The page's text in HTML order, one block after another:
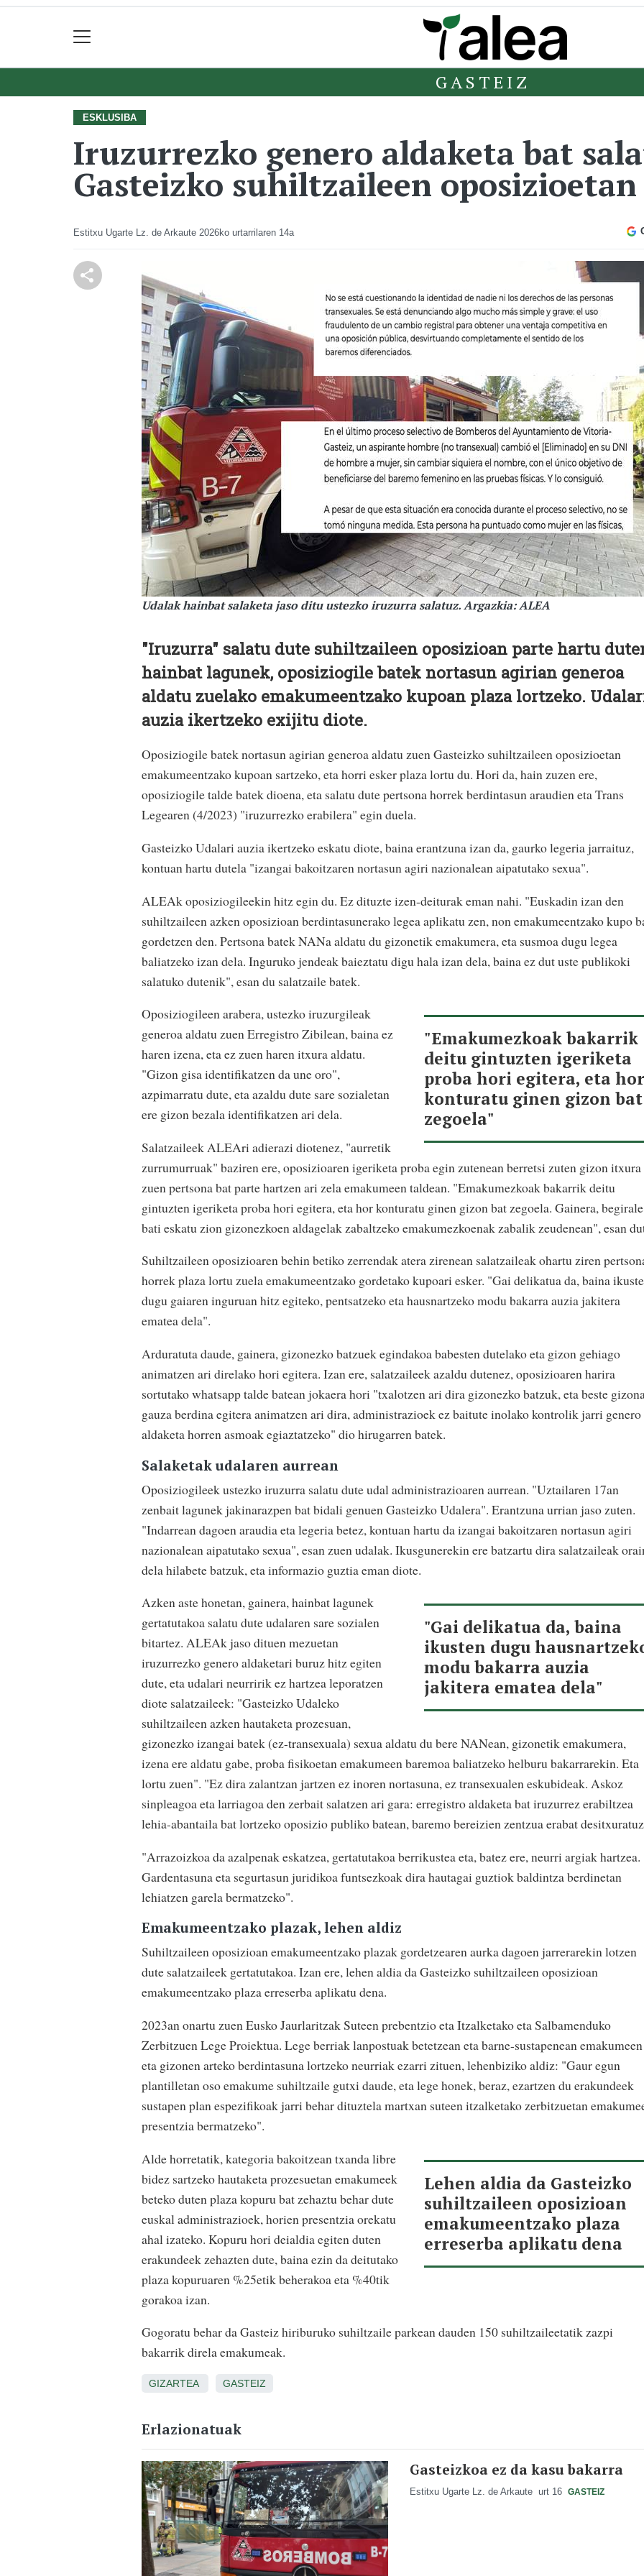
GASTEIZ
ESKLUSIBA
Iruzurrezko genero aldaketa bat
Gasteizko suhiltzaileen oposizioetan
Estitxu Ugarte Lz. de Arkaute 2026ko urtarrilaren 14a
Udalak hainbat salaketa jaso ditu ustezko iruzurra salatuz. Argazkia: ALEA
"Iruzurra" salatu dute suhiltzaileen oposizioan parte hartu
hainbat lagunek, oposiziogile batek nortasun agirian generoa
aldatu zuelako emakumeentzako kupoan plaza lortzeko.
auzia ikertzeko exijitu diote.
Oposiziogile batek nortasun agirian generoa aldatu zuen Gasteizko suhiltzaileen oposizioetan
emakumeentzako kupoan sartzeko, eta horri esker plaza lortu du. Hori da, hain zuzen ere,
oposiziogile talde batek dioena, eta salatu dute pertsona horrek berdintasun araudien eta Trans
Legearen (4/2023) "iruzurrezko erabilera" egin duela.
Gasteizko Udalari auzia ikertzeko eskatu diote, baina erantzuna izan da, gaurko legeria jarraituz,
kontuan hartu dutela "izangai bakoitzaren nortasun agiri nazionalean aipatutako sexua".
ALEAk oposiziogileekin hitz egin du. Ez dituzte izen-deiturak eman nahi. "Euskadin izan den
suhiltzaileen azken oposizioan berdintasunerako legea aplikatu zen, non emakumeentzako kupo
gordetzen den. Pertsona batek NANa aldatu du gizonetik emakumera, eta susmoa dugu legea
baliatzeko izan dela. Inguruko jendeak baieztatu digu hala izan dela, baina ez dut uste publikoki
salatuko dutenik", esan du salatzaile batek.
"Emakumezkoak bakarrik
deitu gintuzten igeriketa
proba hori egitera, eta
konturatu ginen gizon bat
zegoela"
Oposiziogileen arabera, ustezko iruzurgileak
generoa aldatu zuen Erregistro Zibilean, baina ez
haren izena, eta ez zuen haren itxura aldatu.
"Gizon gisa identifikatzen da une oro",
azpimarratu dute, eta azaldu dute sare sozialetan
ere gizon bezala identifikatzen ari dela.
Salatzaileek ALEAri adierazi diotenez, "aurretik
zurrumurruak" baziren ere, oposizioaren igeriketa proba egin zutenean berretsi zuten gizon itxura
zuen pertsona bat parte hartzen ari zela emakumeen taldean. "Emakumezkoak bakarrik deitu
gintuzten igeriketa proba hori egitera, eta hor konturatu ginen gizon bat zegoela. Gainera, begirale
bati eskatu zion gizonezkoen aldagelak zabaltzeko emakumezkoenak zabalik zeudenean", esan
Suhiltzaileen oposizioaren behin betiko zerrendak atera zirenean salatzaileak ohartu ziren
horrek plaza lortu zuela emakumeentzako gordetako kupoari esker. "Gai delikatua da, baina
dugu gaiaren inguruan hitz egiteko, pentsatzeko eta hausnartzeko modu bakarra auzia jakitera
ematea dela".
Arduratuta daude, gainera, gizonezko batzuek egindakoa babesten dutelako eta gizon gehiago
animatzen ari direlako hori egitera. Izan ere, salatzaileek azaldu dutenez, oposizioaren harira
sortutako whatsapp talde batean jokaera hori "txalotzen ari dira gizonezko batzuk, eta beste
gauza berdina egitera animatzen ari dira, administrazioek ez baitute inolako kontrolik jarri genero
aldaketa horren asmoak egiaztatzeko" dio hirugarren batek.
Salaketak udalaren aurrean
Oposiziogileek ustezko iruzurra salatu dute udal administrazioaren aurrean. "Uztailaren 17an
zenbait lagunek jakinarazpen bat bidali genuen Gasteizko Udalera". Erantzuna urrian jaso zuten.
"Indarrean dagoen araudia eta legeria betez, kontuan hartu da izangai bakoitzaren nortasun agiri
nazionalean aipatutako sexua", esan zuen udalak. Ikusgunerekin ere batzartu dira salatzaileak
dela hilabete batzuk, eta informazio guztia eman diote.
"Gai delikatua da, baina
ikusten dugu
modu bakarra auzia
jakitera ematea dela"
Azken aste honetan, gainera, hainbat lagunek
gertatutakoa salatu dute udalaren sare sozialen
bitartez. ALEAk jaso dituen mezuetan
iruzurrezko genero aldaketari buruz hitz egiten
dute, eta udalari neurririk ez hartzea leporatzen
diote salatzaileek: "Gasteizko Udaleko
suhiltzaileen azken hautaketa prozesuan,
gizonezko izangai batek (ez-transexuala) sexua aldatu du bere NANean, gizonetik emakumera,
izena ere aldatu gabe, proba fisikoetan emakumeen baremoa baliatzeko helburu bakarrarekin. Eta
lortu zuen". "Ez dira zalantzan jartzen ez inoren nortasuna, ez transexualen eskubideak. Askoz
sinpleagoa eta larriagoa den zerbait salatzen ari gara: erregistro aldaketa bat iruzurrez erabiltzea
lehia-abantaila bat lortzeko oposizio publiko batean, baremo bereizien zentzua erabat
"Arrazoizkoa da azalpenak eskatzea, gertatutakoa berrikustea eta, batez ere, neurri argiak hartzea.
Gardentasuna eta segurtasun juridikoa funtsezkoak dira hautagai guztiok baldintza berdinetan
lehiatzen garela bermatzeko".
Emakumeentzako plazak, lehen aldiz
Suhiltzaileen oposizioan emakumeentzako plazak gordetzearen aurka dagoen jarrerarekin lotzen
dute salatzaileek gertatutakoa. Izan ere, lehen aldia da Gasteizko suhiltzaileen oposizioan
emakumeentzako plaza erreserba aplikatu dena.
2023an onartu zuen Eusko Jaurlaritzak Suteen prebentzio eta Itzalketako eta Salbamenduko
Zerbitzuen Lege Proiektua. Lege berriak lanpostuak betetzean eta barne-sustapenean emakumeen
eta gizonen arteko berdintasuna lortzeko neurriak ezarri zituen, lehenbiziko aldiz: "Gaur egun
plantilletan oso emakume suhiltzaile gutxi daude, eta lege honek, beraz, ezartzen du erakundeek
sustapen plan espezifikoak jarri behar dituztela martxan suteen itzalketako zerbitzuetan
presentzia bermatzeko".
Lehen aldia da Gasteizko
suhiltzaileen oposizioan
emakumeentzako plaza
erreserba aplikatu dena
Alde horretatik, kategoria bakoitzean txanda libre
bidez sartzeko hautaketa prozesuetan emakumeek
beteko duten plaza kopuru bat zehaztu behar dute
euskal administrazioek, horien presentzia orekatu
ahal izateko. Kopuru hori deialdia egiten duten
erakundeek zehazten dute, baina ezin da deitutako
plaza kopuruaren %25etik beherakoa eta %40tik
gorakoa izan.
Gogoratu behar da Gasteiz hiriburuko suhiltzaile parkean dauden 150 suhiltzaileetatik zazpi
bakarrik direla emakumeak.
GIZARTEA GASTEIZ
Erlazionatuak
Gasteizkoa ez da kasu bakarra
Estitxu Ugarte Lz. de Arkaute urt 16 GASTEIZ